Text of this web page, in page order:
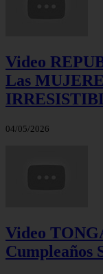
Video
Las
04/05/2026
Video
Cumpleaños